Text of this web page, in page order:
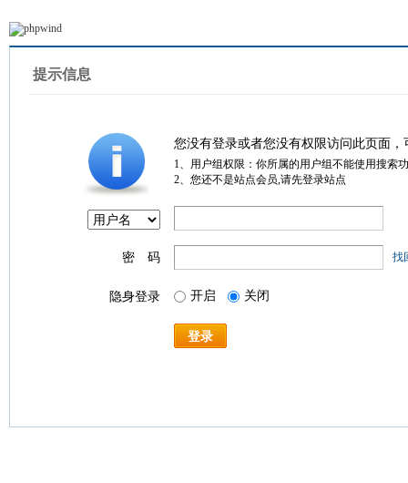
提示信息
您没有登录或者您没有权限访问此页面
1、用户组权限：你所属的用户组不能使用搜索
2、您还不是站点会员,请先登录站点
密 码 找
隐身登录 开启 关闭
登录